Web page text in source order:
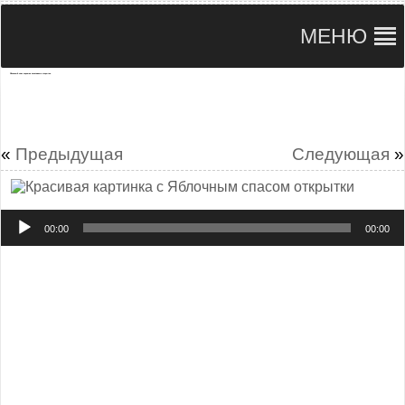
МЕНЮ
« Предыдущая Следующая »
Аудиоплеер
00:00 00:00